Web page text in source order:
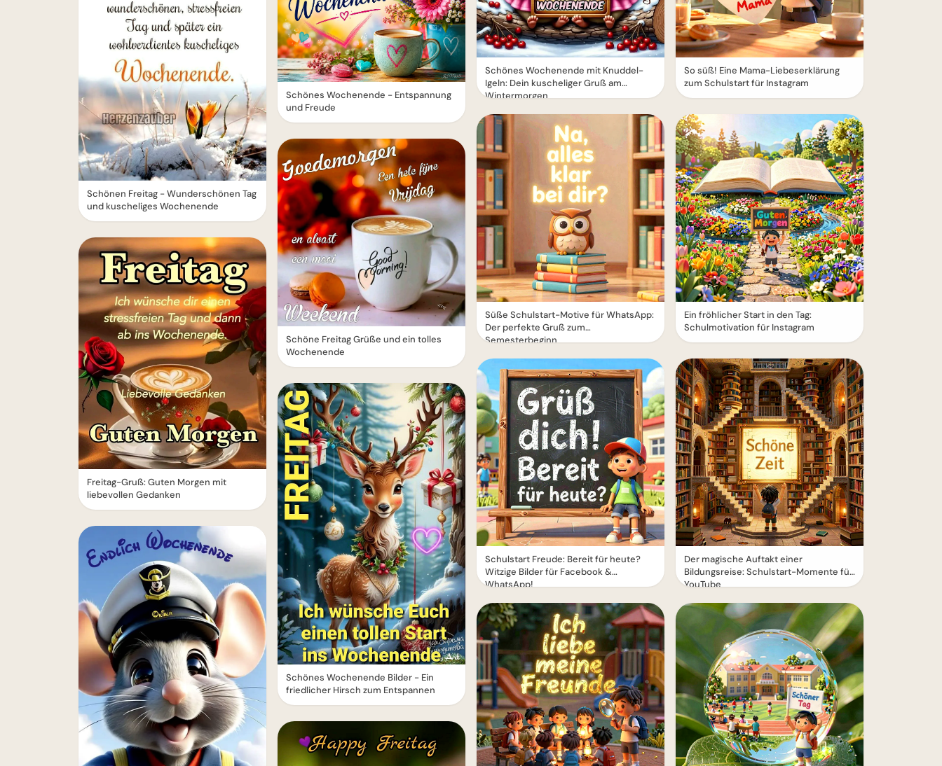
Schönen Freitag - Wunderschönen Tag
und kuscheliges Wochenende
Freitag-Gruß: Guten Morgen mit
liebevollen Gedanken
Schönes Wochenende - Entspannung
und Freude
Schöne Freitag Grüße und ein tolles
Wochenende
Schönes Wochenende Bilder - Ein
friedlicher Hirsch zum Entspannen
Schönes Wochenende mit Knuddel-
Igeln: Dein kuscheliger Gruß am
Wintermorgen
Süße Schulstart-Motive für WhatsApp:
Der perfekte Gruß zum
Semesterbeginn
Schulstart Freude: Bereit für heute?
Witzige Bilder für Facebook &
WhatsApp!
So süß! Eine Mama-Liebeserklärung
zum Schulstart für Instagram
Ein fröhlicher Start in den Tag:
Schulmotivation für Instagram
Der magische Auftakt einer
Bildungsreise: Schulstart-Momente für
YouTube